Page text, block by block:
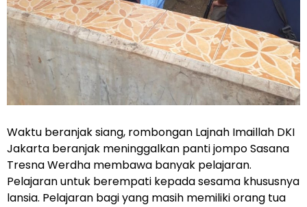
Waktu beranjak siang, rombongan Lajnah Imaillah DKI
Jakarta beranjak meninggalkan panti jompo Sasana
Tresna Werdha membawa banyak pelajaran.
Pelajaran untuk berempati kepada sesama khususnya
lansia. Pelajaran bagi yang masih memiliki orang tua